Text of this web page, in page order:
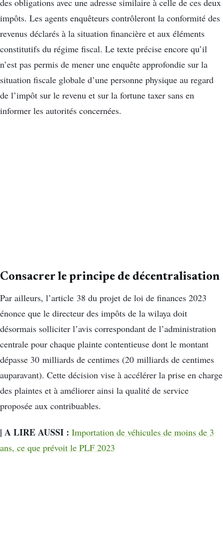
des obligations avec une adresse similaire à celle de ces deux
impôts. Les agents enquêteurs contrôleront la conformité des
revenus déclarés à la situation financière et aux éléments
constitutifs du régime fiscal. Le texte précise encore qu’il
n’est pas permis de mener une enquête approfondie sur la
situation fiscale globale d’une personne physique au regard
de l’impôt sur le revenu et sur la fortune taxer sans en
informer les autorités concernées.
Consacrer le principe de décentralisation
Par ailleurs, l’article 38 du projet de loi de finances 2023
énonce que le directeur des impôts de la wilaya doit
désormais solliciter l’avis correspondant de l’administration
centrale pour chaque plainte contentieuse dont le montant
dépasse 30 milliards de centimes (20 milliards de centimes
auparavant). Cette décision vise à accélérer la prise en charge
des plaintes et à améliorer ainsi la qualité de service
proposée aux contribuables.
| A LIRE AUSSI : Importation de véhicules de moins de 3
ans, ce que prévoit le PLF 2023